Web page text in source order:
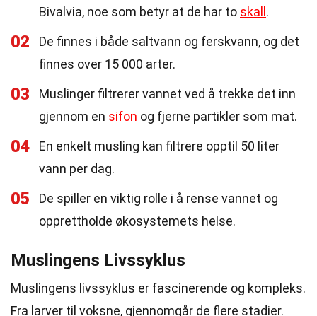
Bivalvia, noe som betyr at de har to skall .
02
De finnes i både saltvann og ferskvann, og det
finnes over 15 000 arter.
03
Muslinger filtrerer vannet ved å trekke det inn
gjennom en sifon og fjerne partikler som mat.
04
En enkelt musling kan filtrere opptil 50 liter
vann per dag.
05
De spiller en viktig rolle i å rense vannet og
opprettholde økosystemets helse.
Muslingens Livssyklus
Muslingens livssyklus er fascinerende og kompleks.
Fra larver til voksne, gjennomgår de flere stadier.